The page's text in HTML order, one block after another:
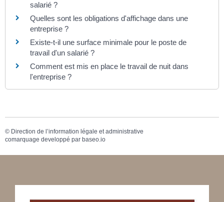
salarié ?
Quelles sont les obligations d'affichage dans une
entreprise ?
Existe-t-il une surface minimale pour le poste de
travail d'un salarié ?
Comment est mis en place le travail de nuit dans
l'entreprise ?
© Direction de l’information légale et administrative
comarquage developpé par baseo.io